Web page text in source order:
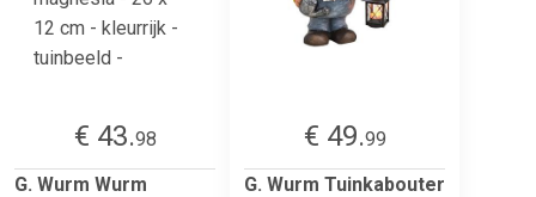
€ 43.98
G. Wurm Wurm
€ 49.99
G. Wurm Tuinkabouter